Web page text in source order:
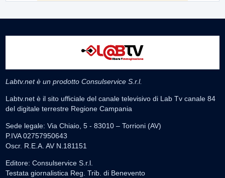
Labtv.net è un prodotto Consulservice S.r.l.
Labtv.net è il sito ufficiale del canale televisivo di Lab Tv canale 84
del digitale terrestre Regione Campania
Sede legale: Via Chiaio, 5 - 83010 – Torrioni (AV)
P.IVA 02757950643
Oscr. R.E.A. AV N.181151
Editore: Consulservice S.r.l.
Testata giornalistica Reg. Trib. di Benevento